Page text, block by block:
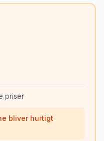
priser
bliver hurtigt